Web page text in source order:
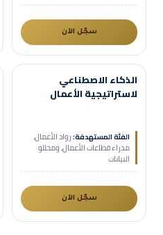
سجّل الآن
مهني
حضوري عن بُعد
الذكاء الاصطناعي
لاستراتيجية الأعمال
الفئة المستهدفة:رواد الأعمال،
مدراء قطاعات الأعمال، ومحللو
البيانات
سجّل الآن